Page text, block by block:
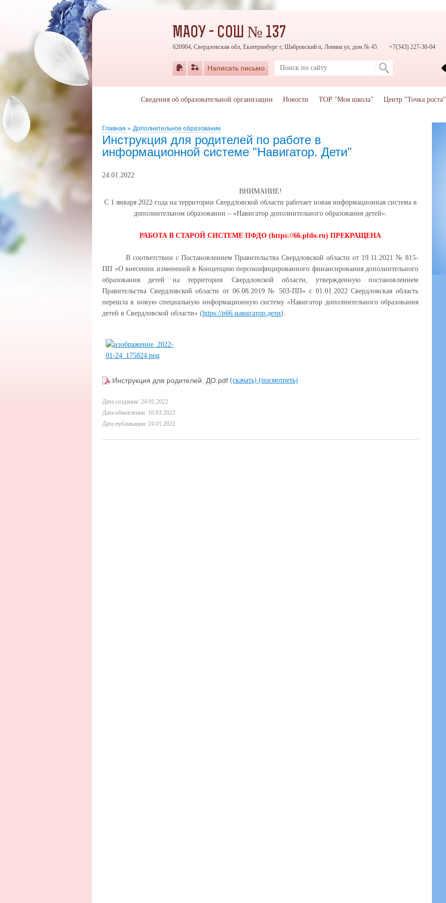
Главная » Дополнительное образование
Инструкция для родителей по работе в
информационной системе "Навигатор. Дети"
24.01.2022
ВНИМАНИЕ!
С 1 января 2022 года на территории Свердловской области работает новая информационная система в
дополнительном образовании – «Навигатор дополнительного образования детей».
РАБОТА В СТАРОЙ СИСТЕМЕ ПФДО (https://66.pfdo.ru) ПРЕКРАЩЕНА
В соответствии с Постановлением Правительства Свердловской области от 19.11.2021 № 815-
ПП «О внесении изменений в Концепцию персонифицированного финансирования дополнительного
образования детей на территории Свердловской области, утвержденную постановлением
Правительства Свердловской области от 06.08.2019 № 503-ПП» с 01.01.2022 Свердловская область
перешла в новую специальную информационную систему «Навигатор дополнительного образования
детей в Свердловской области» (https://р66.навигатор.дети).
Инструкция для родителей. ДО.pdf (скачать) (посмотреть)
Дата создания: 24.01.2022
Дата обновления: 10.03.2022
Дата публикации: 24.01.2022
МАОУ - СОШ № 137
620904, Свердловская обл, Екатеринбург г, Шабровский п, Ленина ул, дом № 45 +7(343) 227-30-04
Написать письмо
Сведения об образовательной организации Новости ТОР "Моя школа" Центр "Точка роста"